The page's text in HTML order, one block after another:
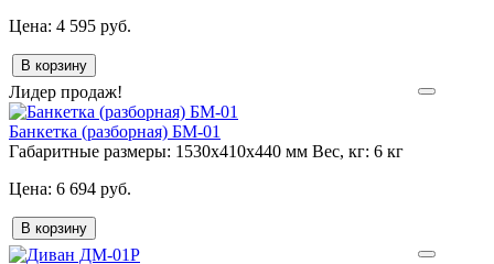
4 595 руб.
В корзину
Лидер продаж!
Банкетка (разборная) БМ-01
Габаритные размеры: 1530х410х440 мм Вес, кг: 6 кг
6 694 руб.
В корзину